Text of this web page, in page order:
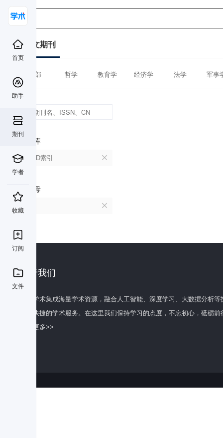
首页
助手
期刊
学者
收藏
订阅
文件
中文期刊
全部 哲学 教育学 经济学 法学 军事
数据库
CSCD索引
首字母
关于我们
百度学术集成海量学术资源，融合人工智能、深度学习、大数据分析
全面快捷的学术服务。在这里我们保持学习的态度，不忘初心，砥砺前
了解更多>>